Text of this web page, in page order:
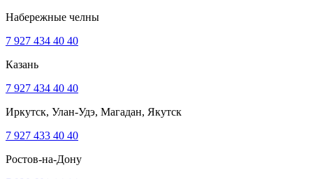
Набережные челны
7 927 434 40 40
Казань
7 927 434 40 40
Иркутск, Улан-Удэ, Магадан, Якутск
7 927 433 40 40
Ростов-на-Дону